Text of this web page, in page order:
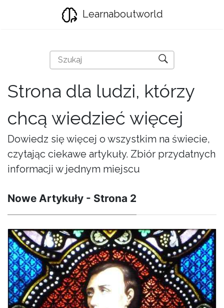
Learnaboutworld
Strona dla ludzi, którzy
chcą wiedzieć więcej
Dowiedz się więcej o wszystkim na świecie,
czytając ciekawe artykuły. Zbiór przydatnych
informacji w jednym miejscu
Nowe Artykuły - Strona 2